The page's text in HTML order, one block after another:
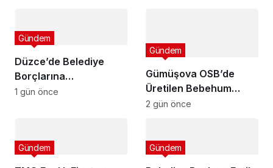
Düzce’de Belediye
Borçlarına
Yapılandırma!
Gündem
1 gün önce
Gümüşova OSB’de
Üretilen Bebehum
Dünya Devleriyle
Gündem
2 gün önce
Gündem Gündem